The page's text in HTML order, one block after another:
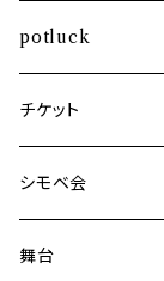
potluck
チケット
シモベ会
舞台